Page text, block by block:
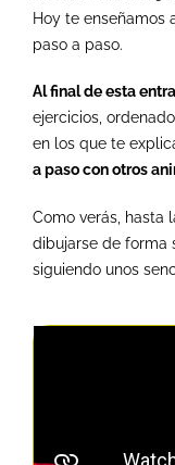
Hoy te enseñamos
paso a paso.
Al final de esta
ejercicios,
en los que te
a paso con otros
Como verás, hasta
dibujarse de forma
siguiendo unos